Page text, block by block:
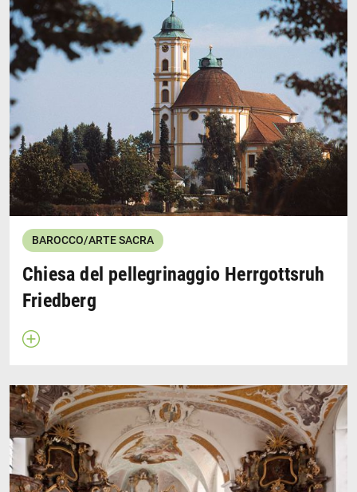
BAROCCO/ARTE SACRA
Chiesa del pellegrinaggio Herrgottsruh
Friedberg
Apri descrizione
L’antica Chiesa gotica Maria Kappel è stata ricostruita
nel XVIII secolo. L'interno è stato progettato e
completato nel 1756 con gli stucchi di Franz Xaver
Scmuzer e con gli affreschi di Martin Kuhn in stile
rococò. La Chiesa ospita anche una cappella nella
cripta e alcuni epitaffi dei Fugger. Sull'arco del
presbiterio è visibile lo stemma dei Fugger.
Wikipedia
Una immagine di Maria, che i soldati svedesi
danneggiarono e gettarono via nel 1632, fu trovata da
un pastore del villaggio che la mise in un pero cavo.
Questa immagine di "Nostra Signora nel Pero" ha